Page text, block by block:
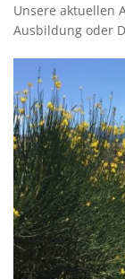
Unsere aktuellen
Ausbildung oder